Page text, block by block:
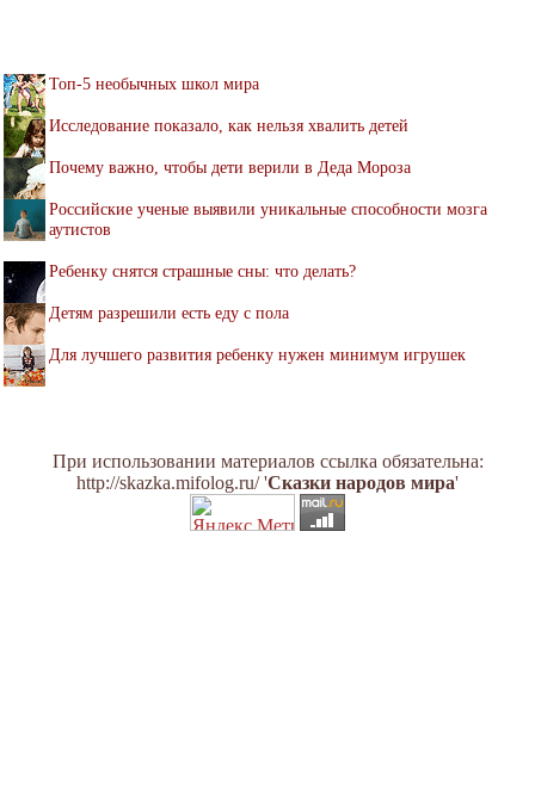
Топ-5 необычных школ мира
Исследование показало, как нельзя хвалить детей
Почему важно, чтобы дети верили в Деда Мороза
Российские ученые выявили уникальные способности мозга
аутистов
Ребенку снятся страшные сны: что делать?
Детям разрешили есть еду с пола
Для лучшего развития ребенку нужен минимум игрушек
При использовании материалов ссылка обязательна:
http://skazka.mifolog.ru/ 'Сказки народов мира'